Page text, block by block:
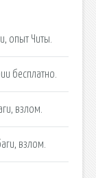
опыт Читы.
бесплатно.
взлом.
взлом.